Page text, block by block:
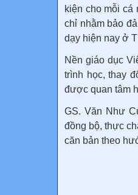
kiện cho mỗi cá
chỉ nhằm bảo
dạy hiện nay ở
Nền giáo dục
trình học, thay
được quan tâm
GS. Văn Như
đồng bộ, thực
căn bản theo